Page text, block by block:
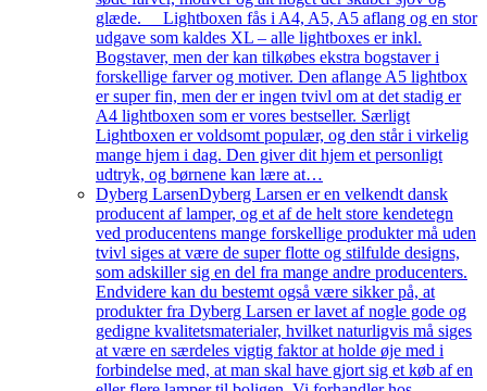
glæde. Lightboxen fås i A4, A5, A5 aflang og en stor
udgave som kaldes XL – alle lightboxes er inkl.
Bogstaver, men der kan tilkøbes ekstra bogstaver i
forskellige farver og motiver. Den aflange A5 lightbox
er super fin, men der er ingen tvivl om at det stadig er
A4 lightboxen som er vores bestseller. Særligt
Lightboxen er voldsomt populær, og den står i virkelig
mange hjem i dag. Den giver dit hjem et personligt
udtryk, og børnene kan lære at…
Dyberg LarsenDyberg Larsen er en velkendt dansk
producent af lamper, og et af de helt store kendetegn
ved producentens mange forskellige produkter må uden
tvivl siges at være de super flotte og stilfulde designs,
som adskiller sig en del fra mange andre producenters.
Endvidere kan du bestemt også være sikker på, at
produkter fra Dyberg Larsen er lavet af nogle gode og
gedigne kvalitetsmaterialer, hvilket naturligvis må siges
at være en særdeles vigtig faktor at holde øje med i
forbindelse med, at man skal have gjort sig et køb af en